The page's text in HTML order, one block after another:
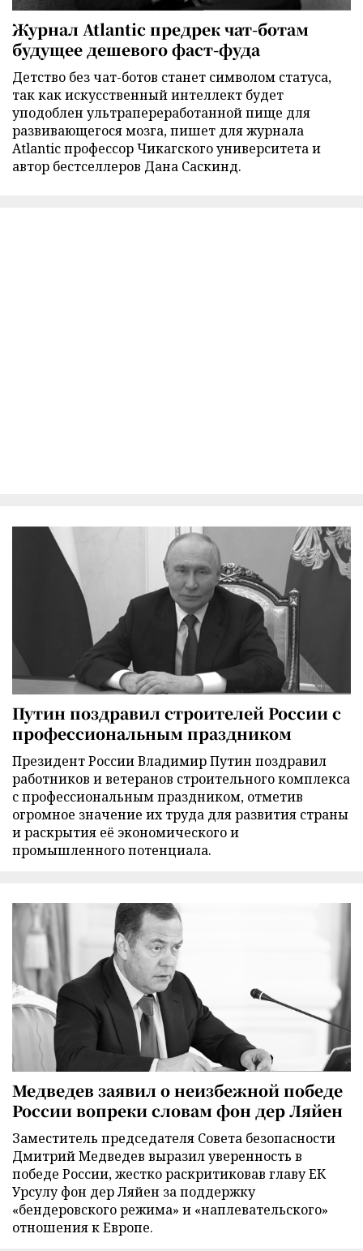
Журнал Atlantic предрек чат-ботам
будущее дешевого фаст-фуда
Детство без чат-ботов станет символом статуса,
так как искусственный интеллект будет
уподоблен ультрапереработанной пище для
развивающегося мозга, пишет для журнала
Atlantic профессор Чикагского университета и
автор бестселлеров Дана Саскинд.
Путин поздравил строителей России с
профессиональным праздником
Президент России Владимир Путин поздравил
работников и ветеранов строительного комплекса
с профессиональным праздником, отметив
огромное значение их труда для развития страны
и раскрытия её экономического и
промышленного потенциала.
Медведев заявил о неизбежной победе
России вопреки словам фон дер Ляйен
Заместитель председателя Совета безопасности
Дмитрий Медведев выразил уверенность в
победе России, жестко раскритиковав главу ЕК
Урсулу фон дер Ляйен за поддержку
«бендеровского режима» и «наплевательского»
отношения к Европе.